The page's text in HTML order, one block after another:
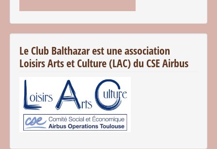
Le Club Balthazar est une association
Loisirs Arts et Culture (LAC) du CSE Airbus